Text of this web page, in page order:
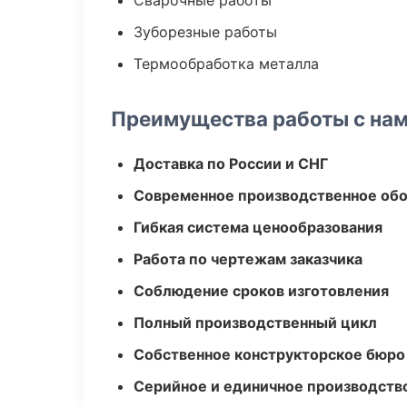
Зуборезные работы
Термообработка металла
Преимущества работы с
Доставка по России и СНГ
Современное производственное
Гибкая система ценообразования
Работа по чертежам заказчика
Соблюдение сроков изготовления
Полный производственный цикл
Собственное конструкторское бюро
Серийное и единичное